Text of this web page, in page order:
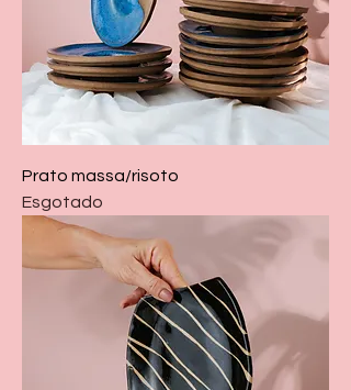
Prato massa/risoto
Esgotado